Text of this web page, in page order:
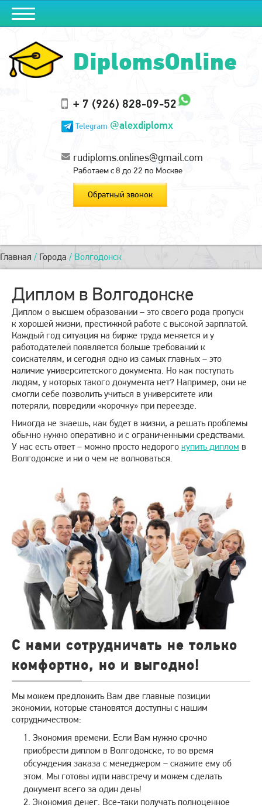
DiplomsOnline
+ 7 (926) 828-09-52
Telegram @alexdiplomx
rudiploms.onlines@gmail.com
Работаем с 8 до 22 по Москве
Обратный звонок
Главная / Города / Волгодонск
Диплом в Волгодонске
Диплом о высшем образовании – это своего рода пропуск
к хорошей жизни, престижной работе с высокой зарплатой.
Каждый год ситуация на бирже труда меняется и у
работодателей появляется больше требований к
соискателям, и сегодня одно из самых главных – это
наличие университетского документа. Но как поступать
людям, у которых такого документа нет? Например, они не
смогли себе позволить учиться в университете или
потеряли, повредили «корочку» при переезде.
Никогда не знаешь, как будет в жизни, а решать проблемы
обычно нужно оперативно и с ограниченными средствами.
У нас есть ответ – можно просто недорого купить диплом в
Волгодонске и ни о чем не волноваться.
С нами сотрудничать не только
комфортно, но и выгодно!
Мы можем предложить Вам две главные позиции
экономии, которые становятся доступны с нашим
сотрудничеством:
Экономия времени. Если Вам нужно срочно
приобрести диплом в Волгодонске, то во время
обсуждения заказа с менеджером – скажите ему об
этом. Мы готовы идти навстречу и можем сделать
документ всего за один день!
Экономия денег. Все-таки получать полноценное